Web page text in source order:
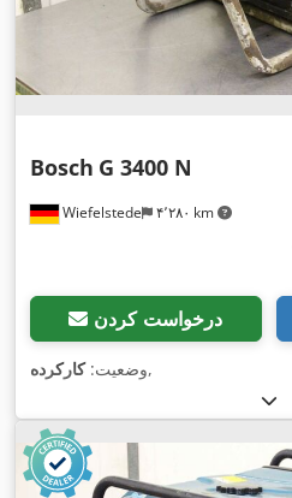
Wiefelstede ۴٬۲۸۰ km
Bosch G 3400 N
درخواست کردن
وضعیت:کارکرده ,